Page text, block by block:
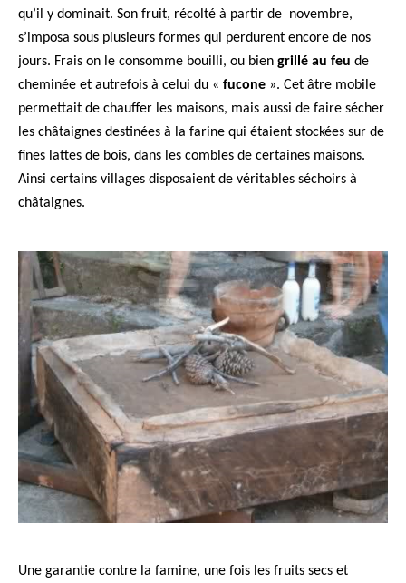
qu’il y dominait. Son fruit, récolté à partir de novembre,
s’imposa sous plusieurs formes qui perdurent encore de nos
jours. Frais on le consomme bouilli, ou bien grillé au feu de
cheminée et autrefois à celui du « fucone ». Cet âtre mobile
permettait de chauffer les maisons, mais aussi de faire sécher
les châtaignes destinées à la farine qui étaient stockées sur de
fines lattes de bois, dans les combles de certaines maisons.
Ainsi certains villages disposaient de véritables séchoirs à
châtaignes.
Une garantie contre la famine, une fois les fruits secs et